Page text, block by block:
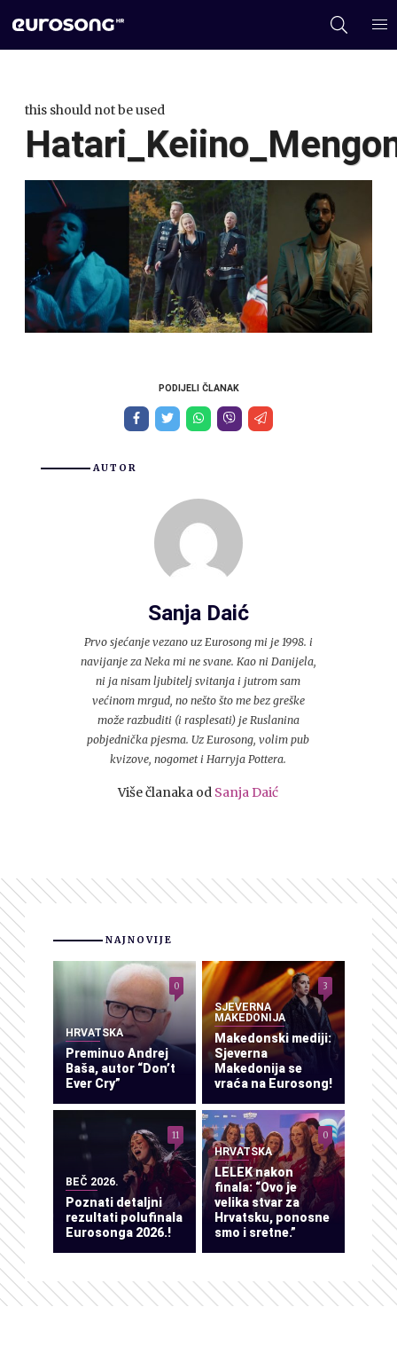
this should not be used
PODIJELI ČLANAK
AUTOR
Sanja Daić
Prvo sjećanje vezano uz Eurosong mi je 1998. i
navijanje za Neka mi ne svane. Kao ni Danijela,
ni ja nisam ljubitelj svitanja i jutrom sam
većinom mrgud, no nešto što me bez greške
može razbuditi (i rasplesati) je Ruslanina
pobjednička pjesma. Uz Eurosong, volim pub
kvizove, nogomet i Harryja Pottera.
Više članaka od Sanja Daić
NAJNOVIJE
HRVATSKA
Preminuo Andrej
Baša, autor “Don’t
Ever Cry”
0
SJEVERNA
MAKEDONIJA
Makedonski mediji:
Sjeverna
Makedonija se
vraća na Eurosong!
3
BEČ 2026.
Poznati detaljni
rezultati polufinala
Eurosonga 2026.!
11
HRVATSKA
LELEK nakon
finala: “Ovo je
velika stvar za
Hrvatsku, ponosne
smo i sretne.”
0